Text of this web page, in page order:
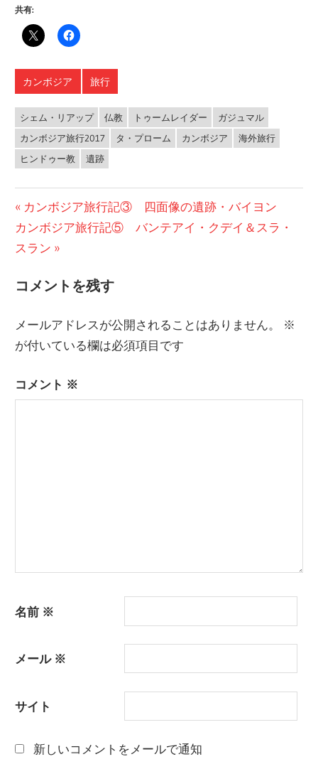
共有:
カンボジア 旅行
シェム・リアップ 仏教 トゥームレイダー
ガジュマル
カンボジア旅行2017
タ・プローム カンボジア
海外旅行
ヒンドゥー教
遺跡
投
稿
ビ
ゲ
ー
シ
ョ
前
の
投
カンボジア旅行記③ 四面像の遺跡・バイヨン
次
の
稿:
カンボジア旅行記⑤ バンテアイ・クデイ＆スラ・
スラン
コメントを残す
メールアドレスが公開されることはありません。
※
が付いている欄は必須項目です
コメント ※
名前 ※
メール ※
サイト
新しいコメントをメールで通知